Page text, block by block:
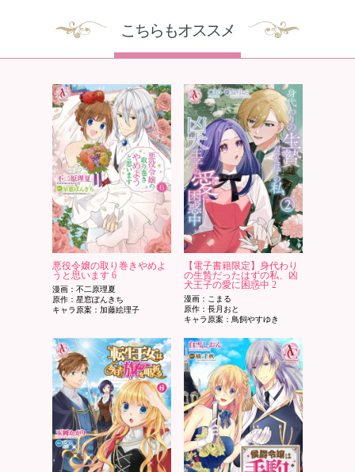
こちらもオススメ
悪役令嬢の取り巻きやめよ
うと思います 6
漫画：不二原理夏
原作：星窓ぽんきち
キャラ原案：加藤絵理子
【電子書籍限定】身代わり
の生贄だったはずの私、凶
犬王子の愛に困惑中 2
漫画：こまる
原作：長月おと
キャラ原案：鳥飼やすゆき